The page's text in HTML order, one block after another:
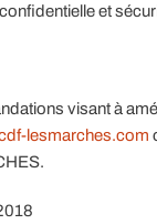
et
visant à
lesmarches.com